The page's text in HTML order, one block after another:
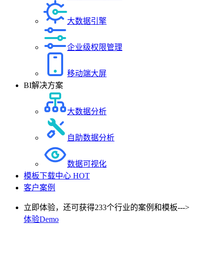
大数据引擎
企业级权限管理
移动端大屏
BI解决方案
大数据分析
自助数据分析
数据可视化
模板下载中心 HOT
客户案例
立即体验，还可获得233个行业的案例和模板--->
体验Demo